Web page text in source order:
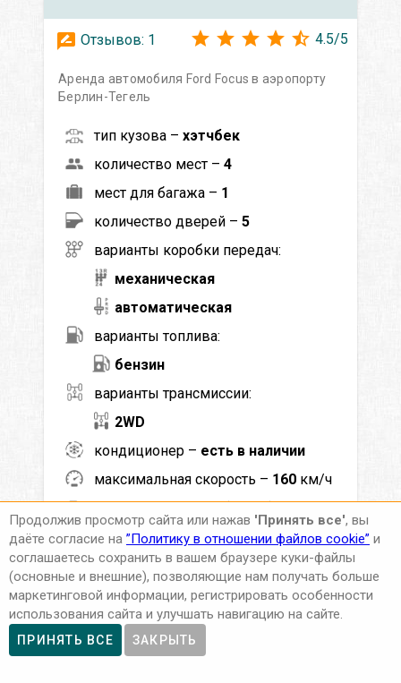
Отзывов: 1 4.5/5
Аренда автомобиля Ford Focus в аэропорту
Берлин-Тегель
тип кузова – хэтчбек
количество мест – 4
мест для багажа – 1
количество дверей – 5
варианты коробки передач:
механическая
автоматическая
варианты топлива:
бензин
варианты трансмиссии:
2WD
кондиционер – есть в наличии
максимальная скорость – 160 км/ч
мощность –73кВт (99л.с.)
мин. возраст водителя (лет) –21
мин. стаж вождения (лет) –2
выбросы CO2 –127г/км
ACRISS –DCAR
Класс –
Компакт Хэтчбек
Продолжив просмотр сайта или нажав 'Принять все', вы
даёте согласие на ”Политику в отношении файлов cookie” и
соглашаетесь сохранить в вашем браузере куки-файлы
(основные и внешние), позволяющие нам получать больше
маркетинговой информации, регистрировать особенности
использования сайта и улучшать навигацию на сайте.
ПРИНЯТЬ ВСЕ ЗАКРЫТЬ